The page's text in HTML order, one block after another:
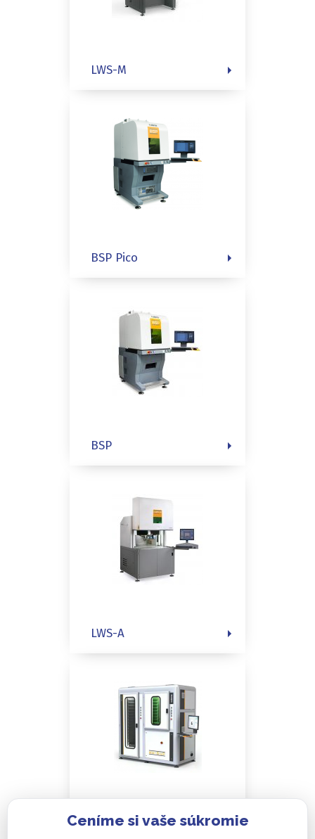
LWS-M
BSP Pico
BSP
LWS-A
WH64-P
Ceníme si vaše súkromie